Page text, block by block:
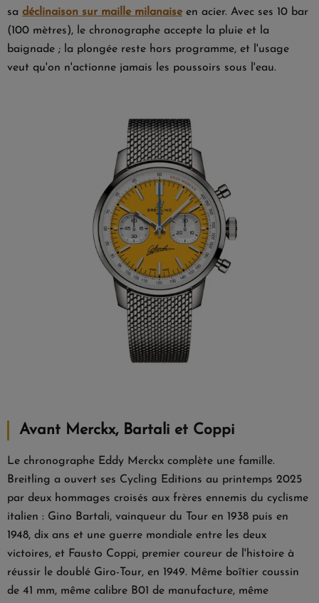
sa déclinaison sur maille milanaiseen acier. Avec ses 10 bar
(100 mètres), le chronographe accepte la pluie et la
baignade ; la plongée reste hors programme, et l'usage
veut qu'on n'actionne jamais les poussoirs sous l'eau.
Avant Merckx, Bartali et Coppi
Le chronographe Eddy Merckx complète une famille.
Breitling a ouvert ses Cycling Editions au printemps 2025
par deux hommages croisés aux frères ennemis du cyclisme
italien : Gino Bartali, vainqueur du Tour en 1938 puis en
1948, dix ans et une guerre mondiale entre les deux
victoires, et Fausto Coppi, premier coureur de l'histoire à
réussir le doublé Giro-Tour, en 1949. Même boîtier coussin
de 41 mm, même calibre B01 de manufacture, même